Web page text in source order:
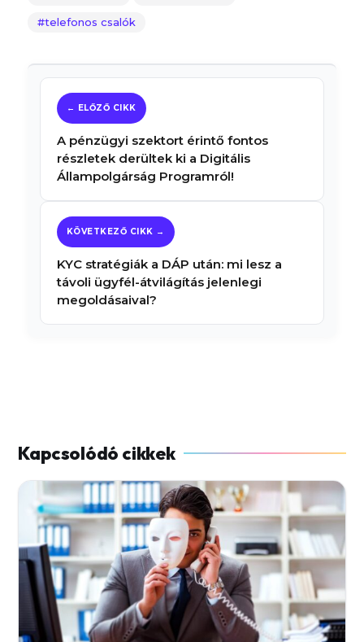
telefonos csalók
A pénzügyi szektort érintő fontos
részletek derültek ki a Digitális
Állampolgárság Programról!
KYC stratégiák a DÁP után: mi lesz a
távoli ügyfél-átvilágítás jelenlegi
megoldásaival?